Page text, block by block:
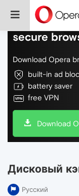
Do more on
secure
Download Opera
built-in ad
battery saver
free VPN
Download
Дисковый
Русский